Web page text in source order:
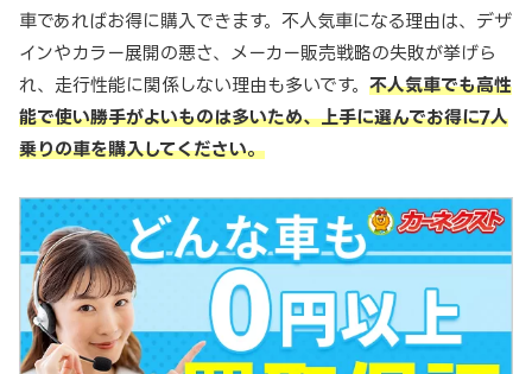
車であればお得に購入できます。不人気車になる理由は、デザ
インやカラー展開の悪さ、メーカー販売戦略の失敗が挙げら
れ、走行性能に関係しない理由も多いです。 不人気車でも高性
能で使い勝手がよいものは多いため、上手に選んでお得に7人
乗りの車を購入してください。